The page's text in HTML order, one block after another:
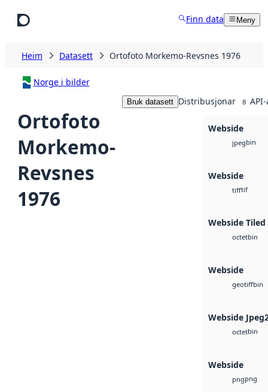
Finn data Meny
Heim Datasett Ortofoto Morkemo-Revsnes 1976
Norge i bilder
Ortofoto
Morkemo-
Revsnes
1976
Bruk datasett Distribusjonar 8
Webside
jpegbin
Webside
tifftif
Webside Tiled
octetbin
Webside
geotiffbin
Webside
octetbin
Webside
pngpng